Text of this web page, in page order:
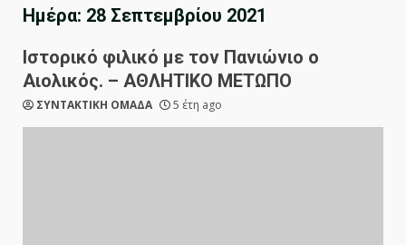
Ημέρα: 28 Σεπτεμβρίου 2021
Ιστορικό φιλικό με τον Πανιώνιο ο
Αιολικός. – ΑΘΛΗΤΙΚΟ ΜΕΤΩΠΟ
ΣΥΝΤΑΚΤΙΚΗ ΟΜΑΔΑ 5 έτη ago